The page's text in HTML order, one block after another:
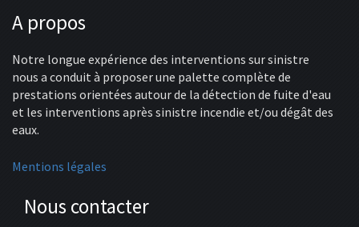
A propos
Notre longue expérience des interventions sur sinistre
nous a conduit à proposer une palette complète de
prestations orientées autour de la détection de fuite d'eau
et les interventions après sinistre incendie et/ou dégât des
eaux.
Mentions légales
Nous contacter